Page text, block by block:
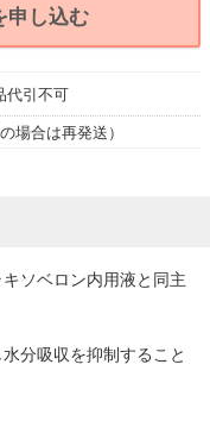
申し込む
代引不可
場合は再発送）
ソベロン内用液と同主
分吸収を抑制すること